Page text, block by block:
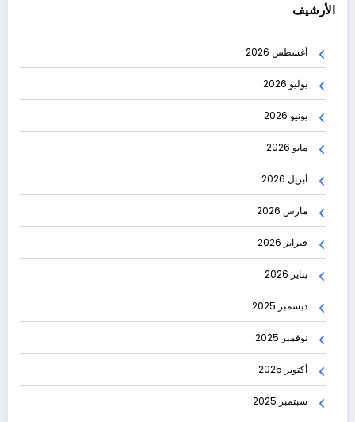
الأرشيف
أغسطس 2026
يوليو 2026
يونيو 2026
مايو 2026
أبريل 2026
مارس 2026
فبراير 2026
يناير 2026
ديسمبر 2025
نوفمبر 2025
أكتوبر 2025
سبتمبر 2025